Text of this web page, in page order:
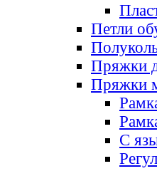
Петли
Пряжки
Пряжки
С